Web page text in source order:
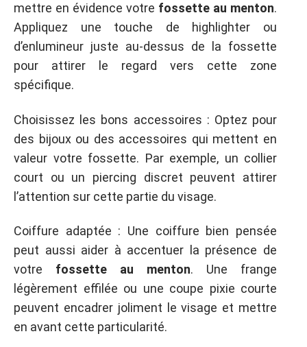
mettre en évidence votre fossette au menton.
Appliquez une touche de highlighter ou
d’enlumineur juste au-dessus de la fossette
pour attirer le regard vers cette zone
spécifique.
Choisissez les bons accessoires : Optez pour
des bijoux ou des accessoires qui mettent en
valeur votre fossette. Par exemple, un collier
court ou un piercing discret peuvent attirer
l’attention sur cette partie du visage.
Coiffure adaptée : Une coiffure bien pensée
peut aussi aider à accentuer la présence de
votre fossette au menton. Une frange
légèrement effilée ou une coupe pixie courte
peuvent encadrer joliment le visage et mettre
en avant cette particularité.